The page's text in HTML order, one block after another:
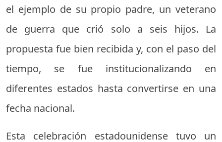
el ejemplo de su propio padre, un veterano
de guerra que crió solo a seis hijos. La
propuesta fue bien recibida y, con el paso del
tiempo, se fue institucionalizando en
diferentes estados hasta convertirse en una
fecha nacional.
Esta celebración estadounidense tuvo un